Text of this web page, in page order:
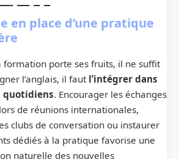
en place d’une pratique
formation porte ses fruits, il ne suffit
l’anglais, il faut l’intégrer dans
quotidiens. Encourager les échanges
de réunions internationales,
clubs de conversation ou instaurer
dédiés à la pratique favorise une
naturelle des nouvelles